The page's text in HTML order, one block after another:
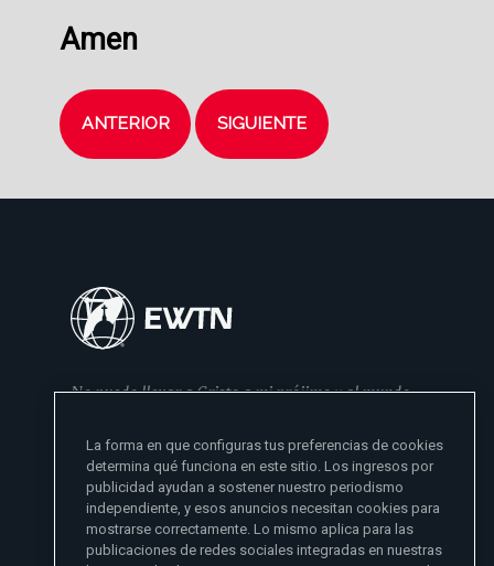
Amen
ANTERIOR SIGUIENTE
No puedo llevar a Cristo a mi prójimo y al mundo
- Madre Angelica
La forma en que configuras tus preferencias de cookies
determina qué funciona en este sitio. Los ingresos por
publicidad ayudan a sostener nuestro periodismo
independiente, y esos anuncios necesitan cookies para
mostrarse correctamente. Lo mismo aplica para las
publicaciones de redes sociales integradas en nuestras